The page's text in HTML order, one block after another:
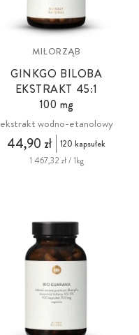
MIŁORZĄB
GINKGO BILOBA
EKSTRAKT 45:1
100 mg
ekstrakt wodno-etanolowy
44,90 zł
120 kapsułek
1 467,32 zł / 1kg